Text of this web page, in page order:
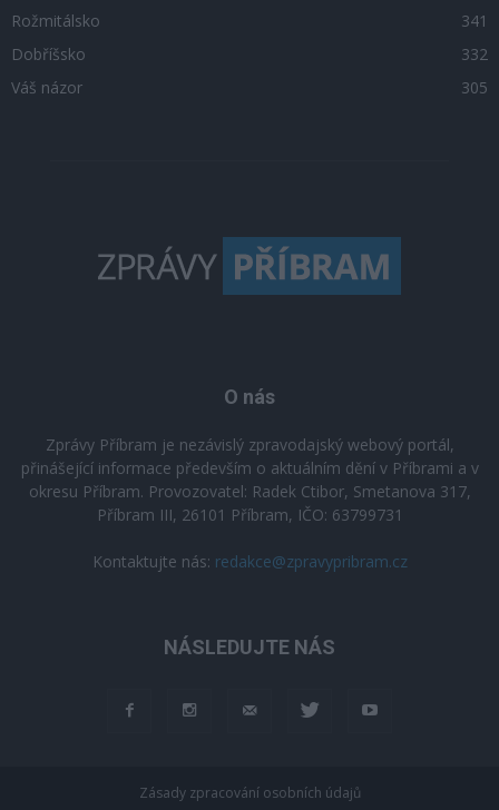
Rožmitálsko
341
Dobříšsko
332
Váš názor
305
O nás
Zprávy Příbram je nezávislý zpravodajský webový portál,
přinášející informace především o aktuálním dění v Příbrami a v
okresu Příbram. Provozovatel: Radek Ctibor, Smetanova 317,
Příbram III, 26101 Příbram, IČO: 63799731
Kontaktujte nás: redakce@zpravypribram.cz
NÁSLEDUJTE NÁS
Zásady zpracování osobních údajů